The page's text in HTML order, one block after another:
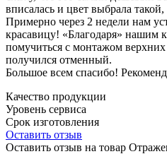
вписалась и цвет выбрала
Примерно через 2 недели нам
красавицу! «Благодаря» нашим
помучиться с монтажом
получился отменный.
Большое всем спасибо!
Качество продукции
Уровень сервиса
Срок изготовления
Оставить отзыв
Оставить отзыв на товар